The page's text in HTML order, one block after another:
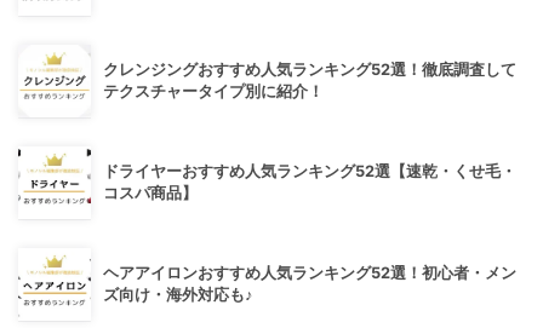
クレンジングおすすめ人気ランキング52選！徹底調査して
テクスチャータイプ別に紹介！
ドライヤーおすすめ人気ランキング52選【速乾・くせ毛・
コスパ商品】
ヘアアイロンおすすめ人気ランキング52選！初心者・メン
ズ向け・海外対応も♪